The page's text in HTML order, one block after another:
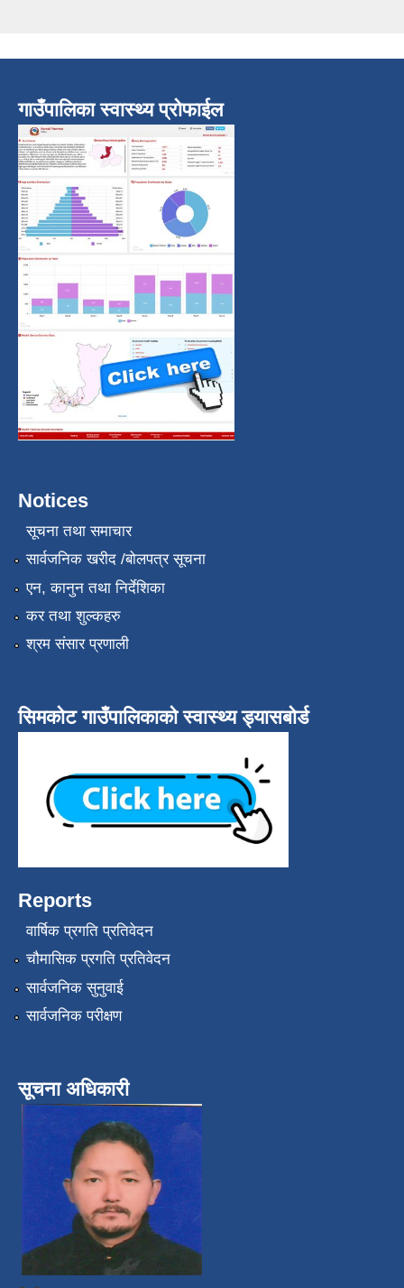
गाउँपालिका स्वास्थ्य प्रोफाईल
Notices
सूचना तथा समाचार
सार्वजनिक खरीद /बोलपत्र सूचना
एन, कानुन तथा निर्देशिका
कर तथा शुल्कहरु
श्रम संसार प्रणाली
सिमकोट गाउँपालिकाको स्वास्थ्य ड्यासबोर्ड
Reports
वार्षिक प्रगति प्रतिवेदन
चौमासिक प्रगति प्रतिवेदन
सार्वजनिक सुनुवाई
सार्वजनिक परीक्षण
सूचना अधिकारी